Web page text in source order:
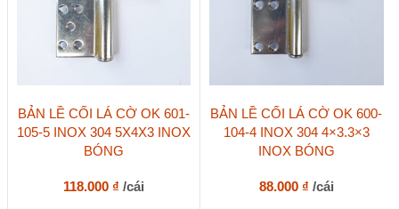
BẢN LỀ CỐI LÁ CỜ OK 601-
105-5 INOX 304 5X4X3 INOX
BÓNG
118.000 ₫ /cái
BẢN LỀ CỐI LÁ CỜ OK 600-
104-4 INOX 304 4×3.3×3
INOX BÓNG
88.000 ₫ /cái